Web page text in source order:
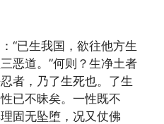
“已生我国，欲往他方生
恶道。”何则？生净土者
者，乃了生死也。了生
已不昧矣。一性既不
固无坠堕，况又仗佛